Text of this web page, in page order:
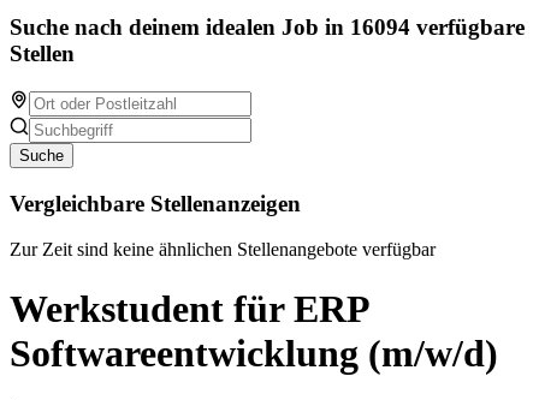
Suche nach deinem idealen Job in 16094 verfügbare
Stellen
Suche
Vergleichbare Stellenanzeigen
Zur Zeit sind keine ähnlichen Stellenangebote verfügbar
Werkstudent für ERP
Softwareentwicklung (m/w/d)